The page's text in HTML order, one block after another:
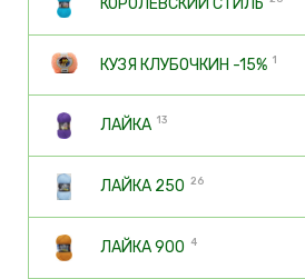
КУЗЯ КЛУБОЧКИН -15% 1
ЛАЙКА 13
ЛАЙКА 250 26
ЛАЙКА 900 4